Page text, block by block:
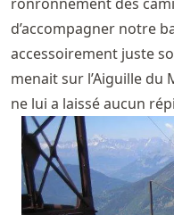
d’accompagner notre
accessoirement juste
menait sur l’Aiguille du
ne lui a laissé aucun